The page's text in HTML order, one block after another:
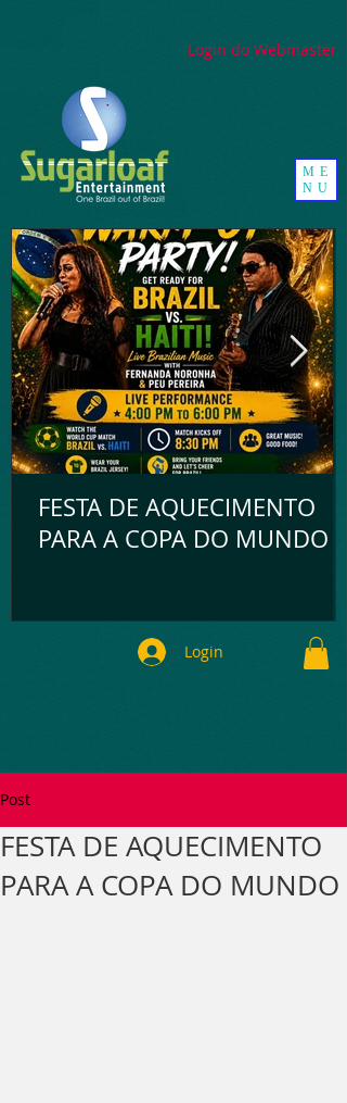
ME
NU
Login
FESTA DE AQUECIMENTO
PARA A COPA DO MUNDO
Login do Webmaster
Post
FESTA DE AQUECIMENTO
PARA A COPA DO MUNDO